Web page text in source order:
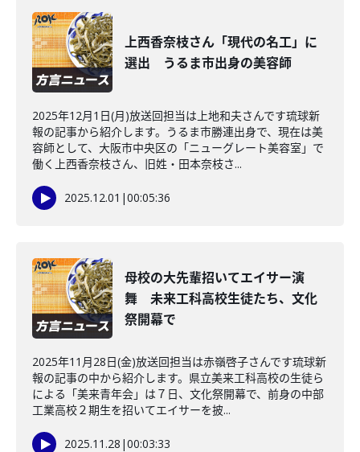
上西香奈枝さん「現代の名工」に
選出 うるま市出身の美容師
2025年12月1日(月)放送回担当は上地和夫さんです琉球新
報の記事から紹介します。うるま市勝連出身で、現在は美
容師として、大阪市中央区の「ニューグレート美容室」で
働く上西香奈枝さん、旧姓・田本奈枝さ...
2025.12.01 |00:05:36
母校の大先輩招いてエイサー演
舞 未来工科高校生徒たち、文化
祭開幕で
2025年11月28日(金)放送回担当は赤嶺啓子さんです琉球新
報の記事の中から紹介します。県立美来工科高校の生徒ら
による「美来青年会」は７日、文化祭開幕で、前身の中部
工業高校２期生を招いてエイサーを披...
2025.11.28 |00:03:33